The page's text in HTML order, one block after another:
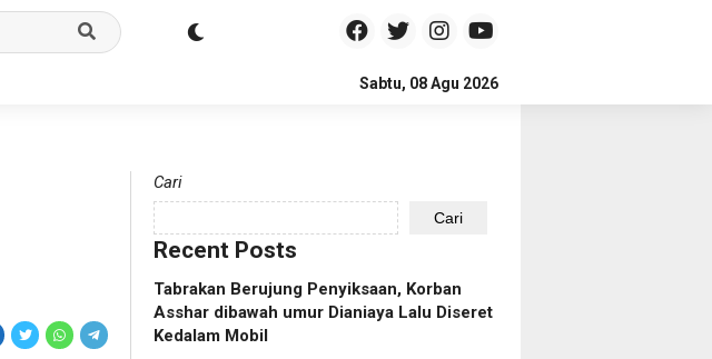
Sabtu, 08 Agu 2026
Cari
Cari
Recent Posts
Tabrakan Berujung Penyiksaan, Korban
Asshar dibawah umur Dianiaya Lalu Diseret
Kedalam Mobil